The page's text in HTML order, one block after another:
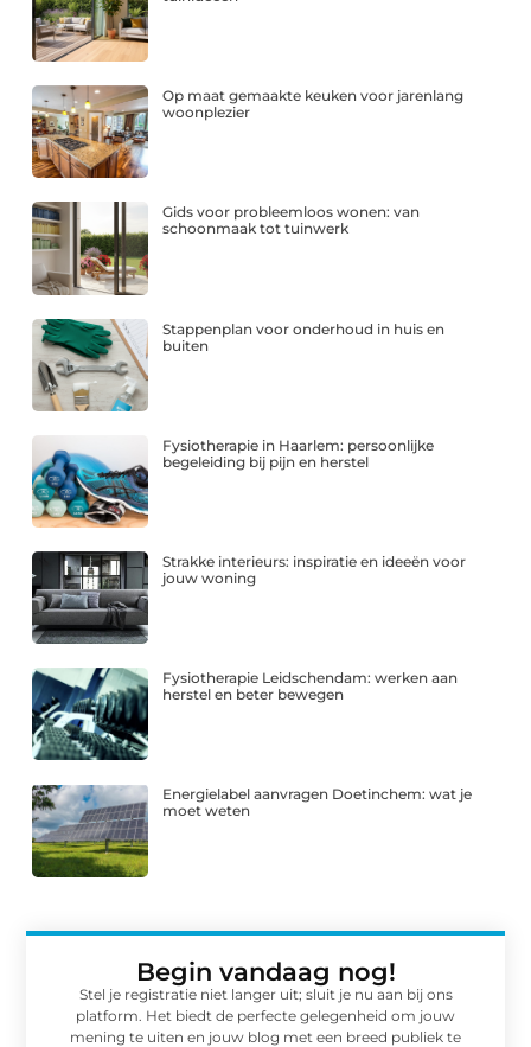
Op maat gemaakte keuken voor jarenlang
woonplezier
Gids voor probleemloos wonen: van
schoonmaak tot tuinwerk
Stappenplan voor onderhoud in huis en
buiten
Fysiotherapie in Haarlem: persoonlijke
begeleiding bij pijn en herstel
Strakke interieurs: inspiratie en ideeën voor
jouw woning
Fysiotherapie Leidschendam: werken aan
herstel en beter bewegen
Energielabel aanvragen Doetinchem: wat je
moet weten
Begin vandaag nog!
Stel je registratie niet langer uit; sluit je nu aan bij ons
platform. Het biedt de perfecte gelegenheid om jouw
mening te uiten en jouw blog met een breed publiek te